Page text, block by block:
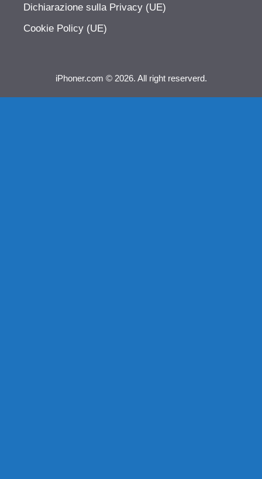
Dichiarazione sulla Privacy (UE)
Cookie Policy (UE)
iPhoner.com © 2026. All right reserverd.